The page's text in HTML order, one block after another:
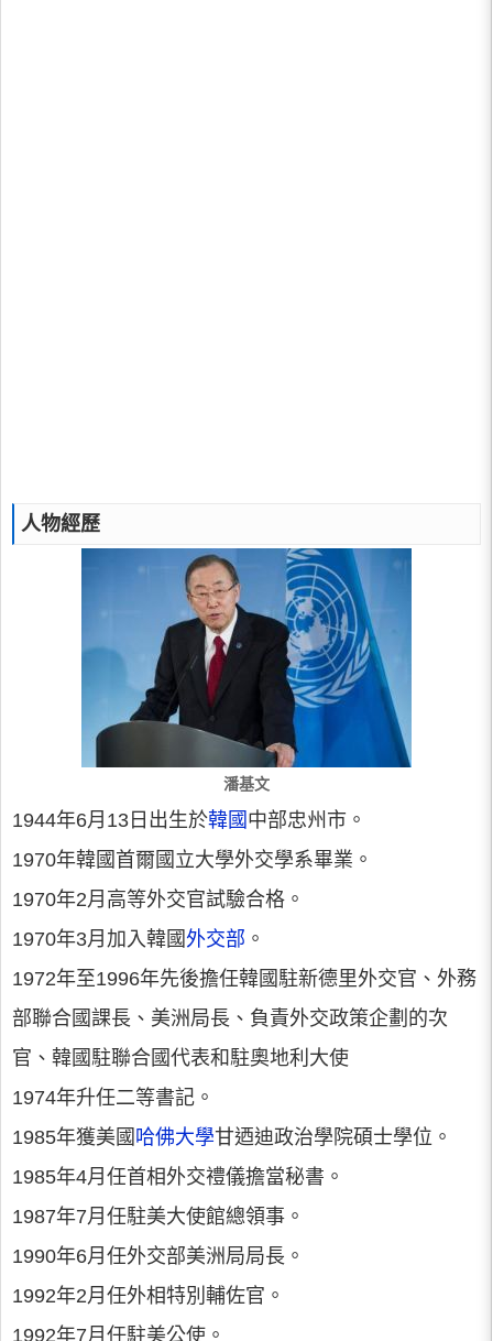
人物經歷
潘基文
1944年6月13日出生於韓國 中部忠州市。
1970年韓國首爾國立大學外交學系畢業。
1970年2月高等外交官試驗合格。
1970年3月加入韓國外交部 。
1972年至1996年先後擔任韓國駐新德里外交官、外務
部聯合國課長、美洲局長、負責外交政策企劃的次
官、韓國駐聯合國代表和駐奧地利大使
1974年升任二等書記。
1985年獲美國 哈佛大學甘迺迪政治學院碩士學位。
1985年4月任首相外交禮儀擔當秘書。
1987年7月任駐美大使館總領事。
1990年6月任外交部美洲局局長。
1992年2月任外相特別輔佐官。
1992年7月任駐美公使。